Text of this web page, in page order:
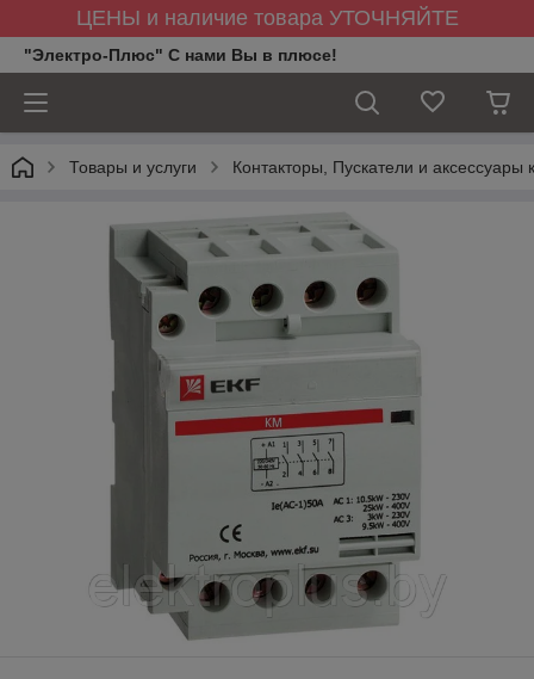
ЦЕНЫ и наличие товара УТОЧНЯЙТЕ
"Электро-Плюс" С нами Вы в плюсе!
Товары и услуги Контакторы, Пускатели и аксессуары